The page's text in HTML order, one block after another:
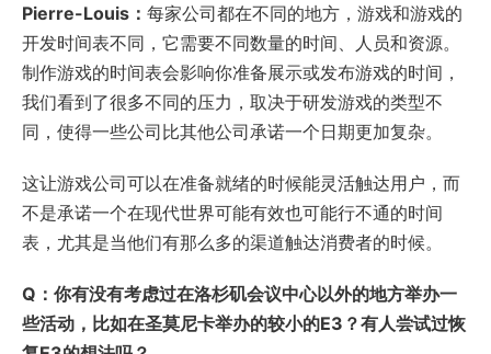
Pierre-Louis： 每家公司都在不同的地方，游戏和游戏的
开发时间表不同，它需要不同数量的时间、人员和资源。
制作游戏的时间表会影响你准备展示或发布游戏的时间，
我们看到了很多不同的压力，取决于研发游戏的类型不
同，使得一些公司比其他公司承诺一个日期更加复杂。
这让游戏公司可以在准备就绪的时候能灵活触达用户，而
不是承诺一个在现代世界可能有效也可能行不通的时间
表，尤其是当他们有那么多的渠道触达消费者的时候。
Q：你有没有考虑过在洛杉矶会议中心以外的地方举办一
些活动，比如在圣莫尼卡举办的较小的E3？有人尝试过恢